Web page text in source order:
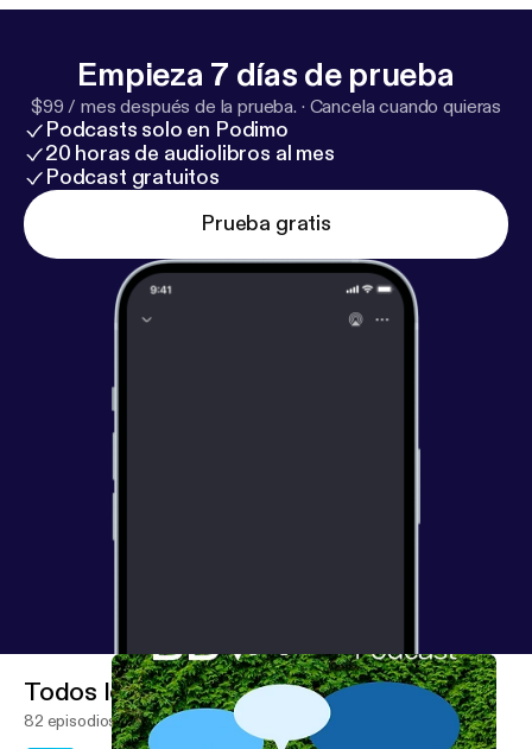
Empieza 7 días de prueba
$99 / mes después de la prueba. · Cancela cuando quieras
Podcasts solo en Podimo
20 horas de audiolibros al mes
Podcast gratuitos
Prueba gratis
Todos los episodios
82 episodios